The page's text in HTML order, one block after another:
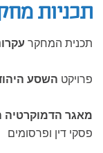
תכניות
תכנית המחקר
פרויקט השסע
מאגר הדמוקרטיה
פסקי דין ופרסומים